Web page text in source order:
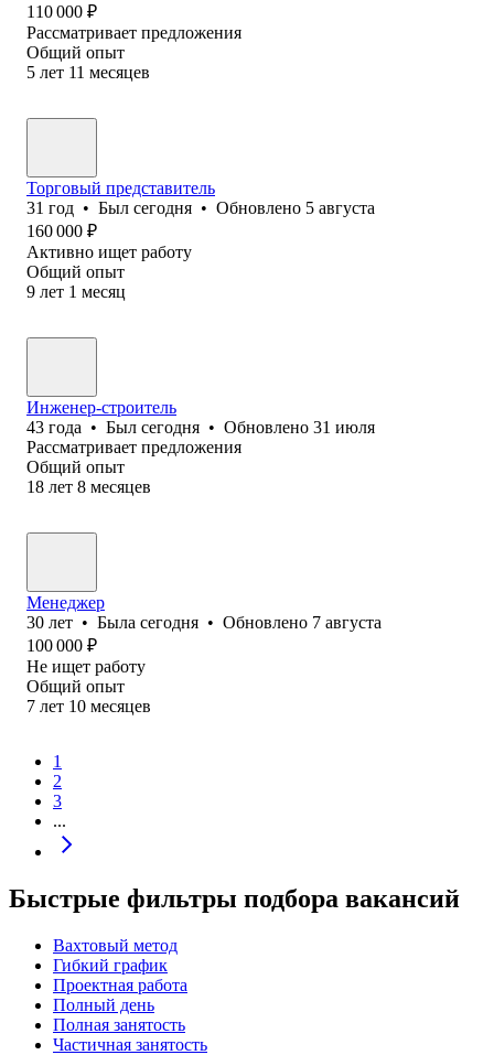
110 000 ₽
Рассматривает предложения
Общий опыт
5 лет 11 месяцев
Торговый представитель
31 год • Был сегодня • Обновлено 5 августа
160 000 ₽
Активно ищет работу
Общий опыт
9 лет 1 месяц
Инженер-строитель
43 года • Был сегодня • Обновлено 31 июля
Рассматривает предложения
Общий опыт
18 лет 8 месяцев
Менеджер
30 лет • Была сегодня • Обновлено 7 августа
100 000 ₽
Не ищет работу
Общий опыт
7 лет 10 месяцев
1
2
3
...
Быстрые фильтры подбора вакансий
Вахтовый метод
Гибкий график
Проектная работа
Полный день
Полная занятость
Частичная занятость